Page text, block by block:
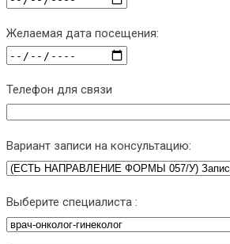
Желаемая дата посещения:
Телефон для связи
Вариант записи на консультацию:
Выберите специалиста :